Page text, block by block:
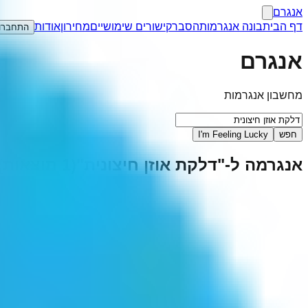
אנגרם
דף הביתבונה אנגרמותהסברקישורים שימושייםמחירוןאודות
אנגרם
מחשבון אנגרמות
חפש I'm Feeling Lucky
אנגרמה ל-"דלקת אוזן חיצונית